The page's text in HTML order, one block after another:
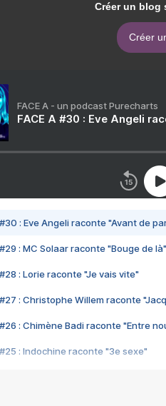
Créer un blog
Créer
FACE A - un podcast Purecharts
FACE A #30 : Eve Angeli
#30 : Eve Angeli raconte "Avant de
#29 : MC Solaar raconte "Bouge de là"
#28 : Lorie raconte "Je vais vite"
#27 : Christophe Willem raconte
#26 : Chimène Badi raconte "Entre
#25 : Indochine raconte "3e sexe"